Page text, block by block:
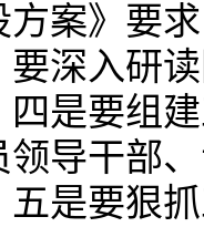
方案》要
要深入研
四是要组
领导干部
五是要狠